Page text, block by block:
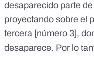
desaparecido parte
proyectando sobre el
tercera [número 3],
desaparece. Por lo